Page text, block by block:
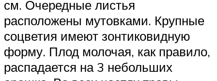
см. Очередные листья
расположены мутовками. Крупные
соцветия имеют зонтиковидную
форму. Плод молочая, как правило,
распадается на 3 небольших